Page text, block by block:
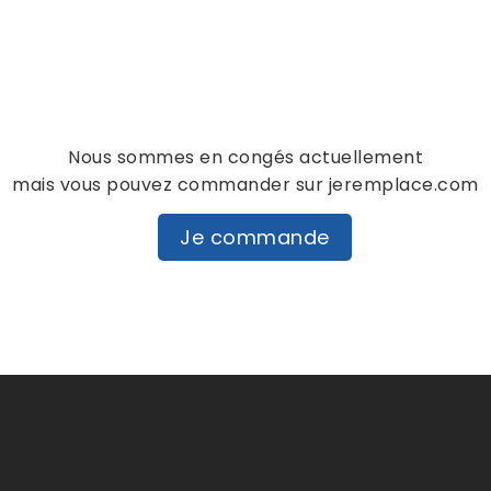
EVALUEZ-LE
Nous sommes en congés actuellement
mais vous pouvez commander sur jeremplace.com
Je commande